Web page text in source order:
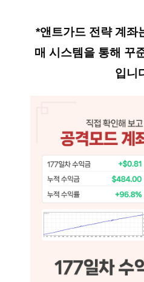
*앤트가드 전략 계좌
매 시스템을 통해 꾸
입니